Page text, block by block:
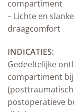
compartiment
– Lichte en
draagcomfort
INDICATIES:
Gedeeltelijke
compartiment bij
postoperatieve